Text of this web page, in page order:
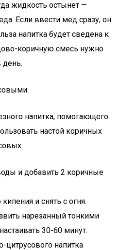
жидкость остынет —
Если ввести мед сразу, он
напитка будет сведена к
коричную смесь нужно
день.
напитка, помогающего
настой коричных
и добавить 2 коричные
и снять с огня.
нарезанный тонкими
30-60 минут.
напитка